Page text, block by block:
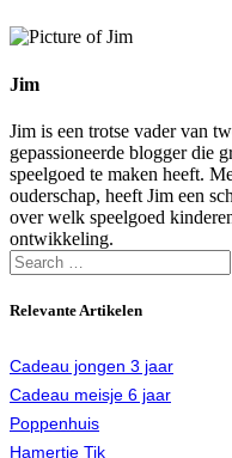
Jim
Jim is een trotse vader van
gepassioneerde blogger die
speelgoed te maken heeft.
ouderschap, heeft Jim een
over welk speelgoed
ontwikkeling.
Search
for:
Relevante Artikelen
Cadeau jongen 3 jaar
Cadeau meisje 6 jaar
Poppenhuis
Hamertje Tik